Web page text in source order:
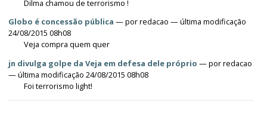
Dilma chamou de terrorismo !
Globo é concessão pública —porredacao — última modificação
24/08/2015 08h08
Veja compra quem quer
jn divulga golpe da Veja em defesa dele próprio —porredacao
— última modificação 24/08/2015 08h08
Foi terrorismo light!